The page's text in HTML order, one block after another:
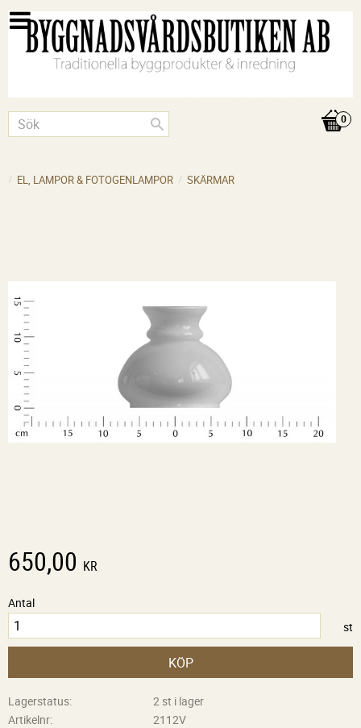
EL, LAMPOR & FOTOGENLAMPOR SKÄRMAR
650,00 KR
Antal
st
KÖP
Lagerstatus
2 st i lager
Artikelnr
2112V